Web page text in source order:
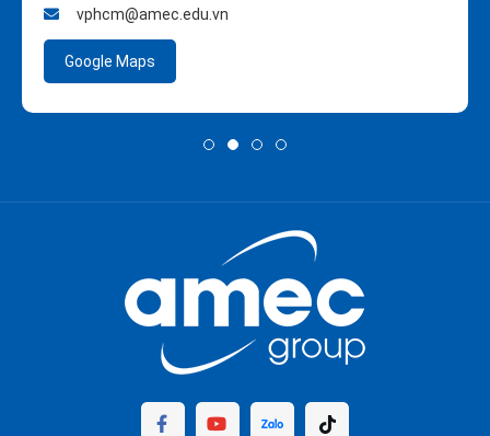
vphcm@amec.edu.vn
Google Maps